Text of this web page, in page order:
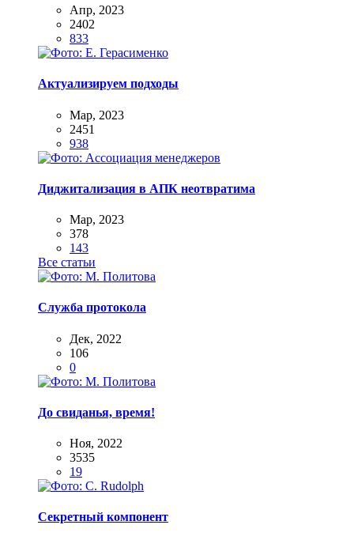
Апр, 2023
2402
833
Актуализируем подходы
Мар, 2023
2451
938
Диджитализация в АПК неотвратима
Мар, 2023
378
143
Все статьи
Служба протокола
Дек, 2022
106
0
До свиданья, время!
Ноя, 2022
3535
19
Секретный компонент